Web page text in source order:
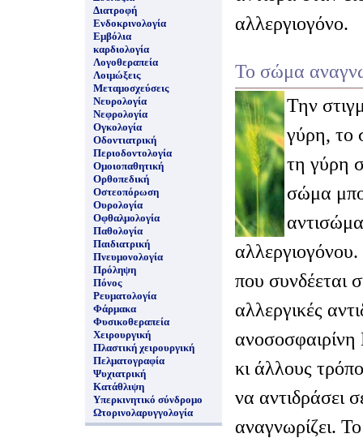
Διατροφή
Ενδοκρινολογία
Εμβόλια
καρδιολογία
Λογοθεραπεία
Λοιμώξεις
Μεταμοσχεύσεις
Νευρολογία
Νεφρολογία
Ογκολογία
Οδοντιατρική
Περιοδοντολογία
Ομοιοπαθητική
Ορθοπεδική
Οστεοπόρωση
Ουρολογία
Οφθαλμολογία
Παθολογία
Παιδιατρική
Πνευμονολογία
Πρόληψη
Πόνος
Ρευματολογία
Φάρμακα
Φυσικοθεραπεία
Χειρουργική
Πλαστική χειρουργική
Πελματογραφία
Ψυχιατρική
Κατάθλιψη
Υπερκινητικό σύνδρομο
Ωτορινολαρυγγολογία
αλλεργιογόνο.
Το σώμα
Την
γύρη, το
τη γύρη
σώμα
που συνδέεται
αλλεργικές
κι άλλους
να αντιδράσει
αναγνωρίζει.